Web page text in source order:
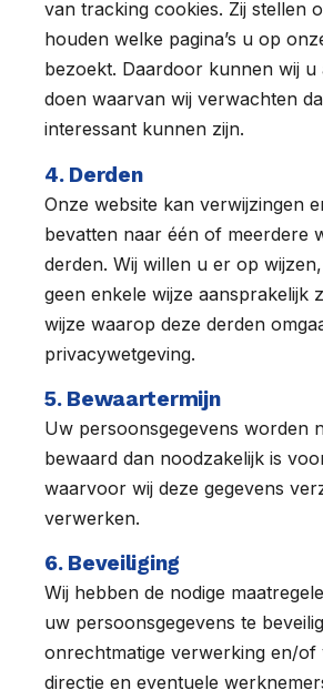
van tracking cookies. Zij stellen
houden welke pagina’s u op
bezoekt. Daardoor kunnen wij u
doen waarvan wij verwachten
interessant kunnen zijn.
4. Derden
Onze website kan verwijzingen
bevatten naar één of meerdere
derden. Wij willen u er op
geen enkele wijze aansprakelijk
wijze waarop deze derden
privacywetgeving.
5. Bewaartermijn
Uw persoonsgegevens worden
bewaard dan noodzakelijk is
waarvoor wij deze gegevens
verwerken.
6. Beveiliging
Wij hebben de nodige
uw persoonsgegevens te
onrechtmatige verwerking en/of
directie en eventuele